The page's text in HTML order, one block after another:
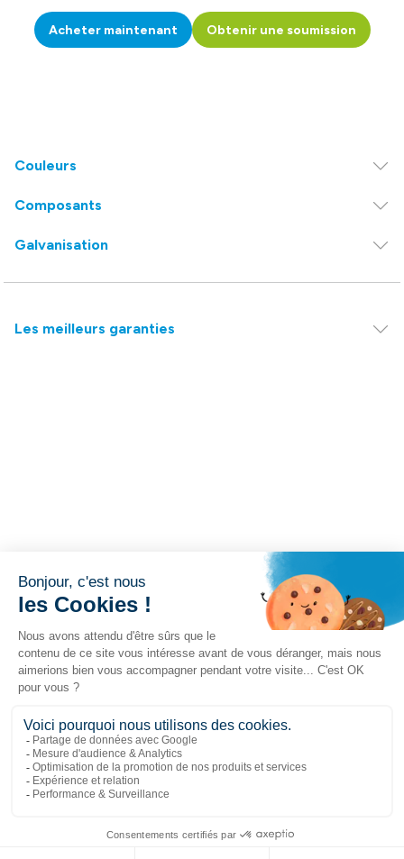
Acheter maintenant Obtenir une soumission
Couleurs
Composants
Galvanisation
Les meilleurs garanties
Liens populaires